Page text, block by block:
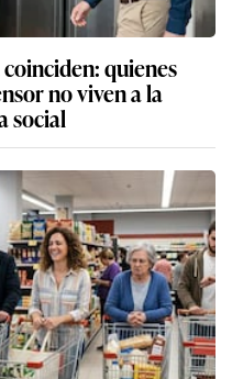
quienes
no viven a la
social